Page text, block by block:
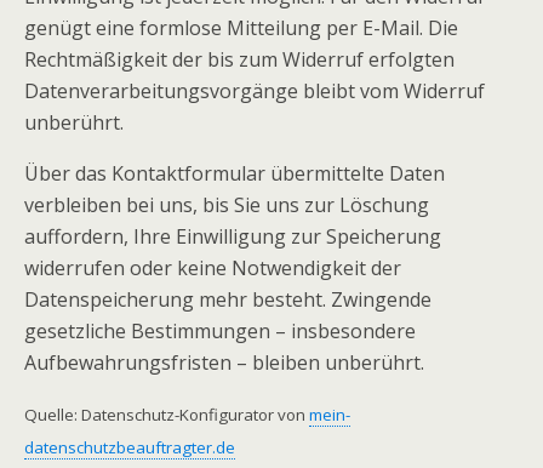
genügt eine formlose Mitteilung per E-Mail. Die
Rechtmäßigkeit der bis zum Widerruf erfolgten
Datenverarbeitungsvorgänge bleibt vom Widerruf
unberührt.
Über das Kontaktformular übermittelte Daten
verbleiben bei uns, bis Sie uns zur Löschung
auffordern, Ihre Einwilligung zur Speicherung
widerrufen oder keine Notwendigkeit der
Datenspeicherung mehr besteht. Zwingende
gesetzliche Bestimmungen – insbesondere
Aufbewahrungsfristen – bleiben unberührt.
Quelle: Datenschutz-Konfigurator von mein-
datenschutzbeauftragter.de